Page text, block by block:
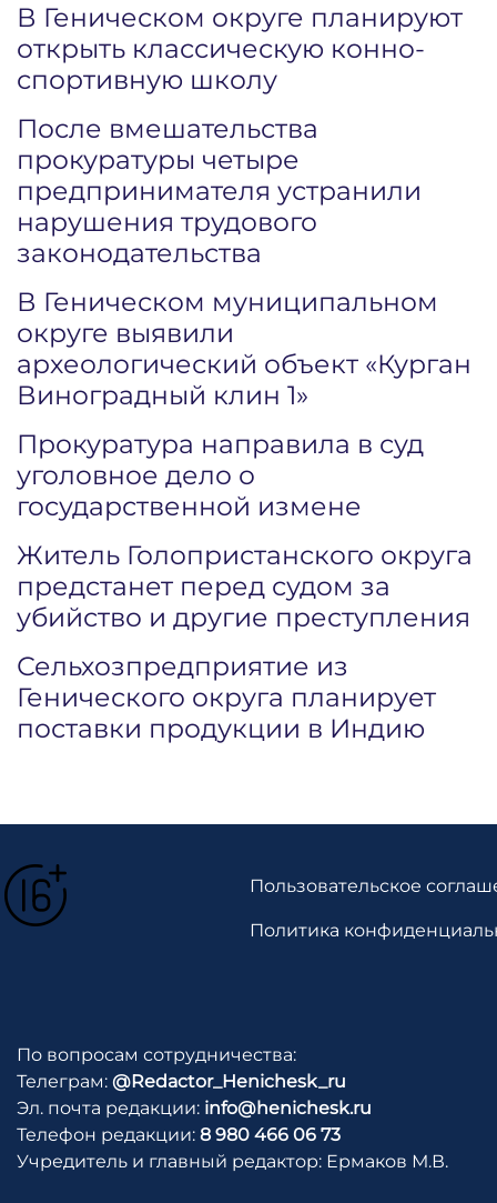
В Геническом округе планируют
открыть классическую конно-
спортивную школу
После вмешательства
прокуратуры четыре
предпринимателя устранили
нарушения трудового
законодательства
В Геническом муниципальном
округе выявили
археологический объект «Курган
Виноградный клин 1»
Прокуратура направила в суд
уголовное дело о
государственной измене
Житель Голопристанского округа
предстанет перед судом за
убийство и другие преступления
Сельхозпредприятие из
Генического округа планирует
поставки продукции в Индию
Пользовательское
Политика
По вопросам сотрудничества:
Телеграм: @Redactor_Henichesk_ru
Эл. почта редакции: info@henichesk.ru
Телефон редакции: 8 980 466 06 73
Учредитель и главный редактор: Ермаков М.В.